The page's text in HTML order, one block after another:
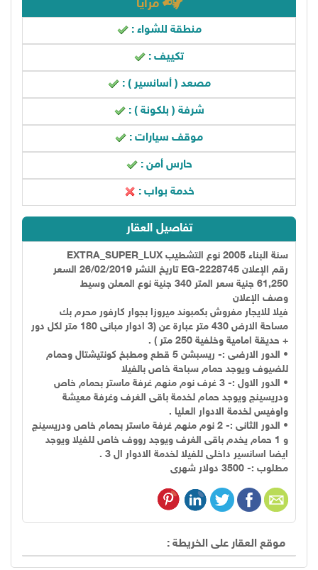
مزايا
منطقة للشواء :
تكييف :
مصعد ( أسانسير ) :
شرفة ( بلكونة ) :
موقف سيارات :
حارس أمن :
خدمة بواب :
تفاصيل العقار
سنة البناء 2005 نوع التشطيب EXTRA_SUPER_LUX
رقم الإعلان EG-2228745 تاريخ النشر 26/02/2019 السعر
61,250 جنية سعر المتر 340 جنية نوع المعلن وسيط
وصف الإعلان
فيلا للايجار مفروش بكمبوند ميروزا بجوار كارفور محرم بك
مساحة الارض 430 متر عبارة عن (3 ادوار مبانى 180 متر لكل دور
+ حديقة امامية وخلفية 250 متر ) .
• الدور الارضى :- ريسبشن 5 قطع ومطبخ كونتيشتال وحمام
للضيوف ويوجد حمام سباحة خاص بالفيلا
• الدور الاول :- 3 غرف نوم منهم غرفة ماستر بحمام خاص
ودريسينج ويوجد حمام لخدمة باقى الغرف وغرفة معيشة
واوفيس لخدمة الادوار العليا .
• الدور الثانى :- 2 نوم منهم غرفة ماستر بحمام خاص ودريسينج
و 1 حمام يخدم باقى الغرف ويوجد رووف خاص للفيلا ويوجد
ايضا اسانسير داخلى للفيلا لخدمة الادوار ال 3 .
مطلوب :- 3500 دولار شهرى
موقع العقار على الخريطة :